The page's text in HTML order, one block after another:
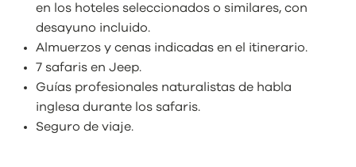
en los hoteles seleccionados o similares, con
desayuno incluido.
Almuerzos y cenas indicadas en el itinerario.
7 safaris en Jeep.
Guías profesionales naturalistas de habla
inglesa durante los safaris.
Seguro de viaje.